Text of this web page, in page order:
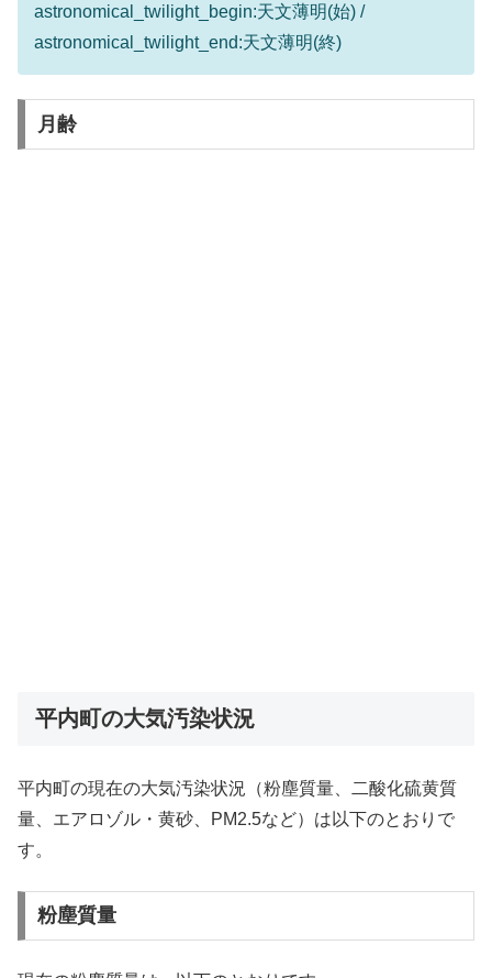
astronomical_twilight_begin:天文薄明(始) /
astronomical_twilight_end:天文薄明(終)
月齢
平内町の大気汚染状況
平内町の現在の大気汚染状況（粉塵質量、二酸化硫黄質
量、エアロゾル・黄砂、PM2.5など）は以下のとおりで
す。
粉塵質量